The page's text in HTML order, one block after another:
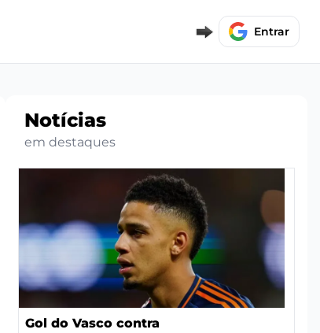
Entrar
Notícias
em destaques
Gol do Vasco contra